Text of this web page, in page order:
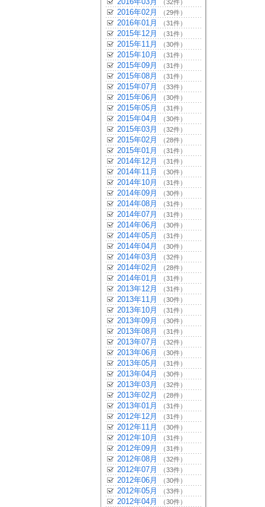
（32件）
2016年02月 （29件）
2016年01月 （31件）
2015年12月 （31件）
2015年11月 （30件）
2015年10月 （31件）
2015年09月 （31件）
2015年08月 （31件）
2015年07月 （33件）
2015年06月 （30件）
2015年05月 （31件）
2015年04月 （30件）
2015年03月 （32件）
2015年02月 （28件）
2015年01月 （31件）
2014年12月 （31件）
2014年11月 （30件）
2014年10月 （31件）
2014年09月 （30件）
2014年08月 （31件）
2014年07月 （31件）
2014年06月 （30件）
2014年05月 （31件）
2014年04月 （30件）
2014年03月 （32件）
2014年02月 （28件）
2014年01月 （31件）
2013年12月 （31件）
2013年11月 （30件）
2013年10月 （31件）
2013年09月 （30件）
2013年08月 （31件）
2013年07月 （32件）
2013年06月 （30件）
2013年05月 （31件）
2013年04月 （30件）
2013年03月 （32件）
2013年02月 （28件）
2013年01月 （31件）
2012年12月 （31件）
2012年11月 （30件）
2012年10月 （31件）
2012年09月 （31件）
2012年08月 （32件）
2012年07月 （33件）
2012年06月 （30件）
2012年05月 （33件）
2012年04月 （30件）